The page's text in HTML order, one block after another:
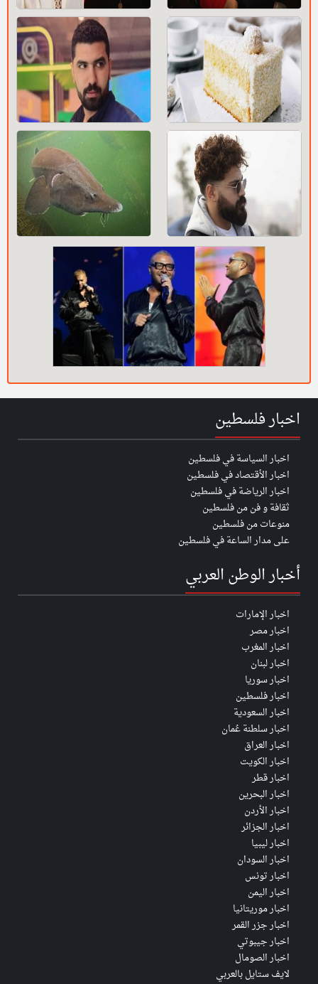
اخبار فلسطين
اخبار السياسة في فلسطين
اخبار الأقتصاد في فلسطين
اخبار الرياضة في فلسطين
ثقافة و فن من فلسطين
منوعات من فلسطين
على مدار الساعة في فلسطين
أخبار الوطن العربي
اخبار الإمارات
اخبار مصر
اخبار المغرب
اخبار لبنان
اخبار سوريا
اخبار فلسطين
اخبار السعودية
اخبار سلطنة عُمان
اخبار العراق
اخبار الكويت
اخبار قطر
اخبار البحرين
اخبار الأردن
اخبار الجزائر
اخبار ليبيا
اخبار السودان
اخبار تونس
اخبار اليمن
اخبار موريتانيا
اخبار جزر القمر
اخبار جيبوتي
اخبار الصومال
لايف ستايل بالعربي